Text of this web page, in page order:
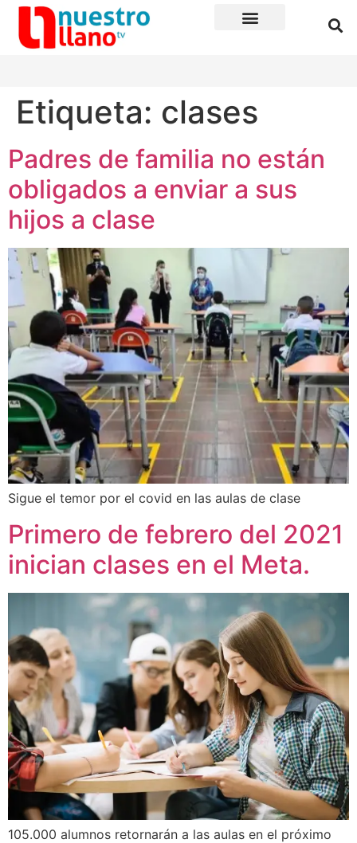
Etiqueta: clases
Padres de familia no están
obligados a enviar a sus
hijos a clase
Sigue el temor por el covid en las aulas de clase
Primero de febrero del 2021
inician clases en el Meta.
105.000 alumnos retornarán a las aulas en el próximo